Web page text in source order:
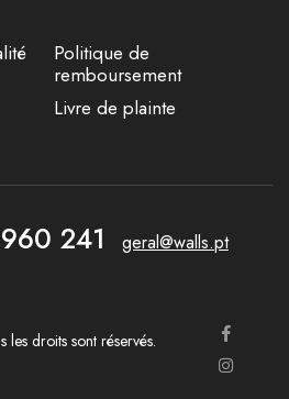
Politique de
remboursement
Livre de plainte
241 geral@walls.pt
droits sont réservés.